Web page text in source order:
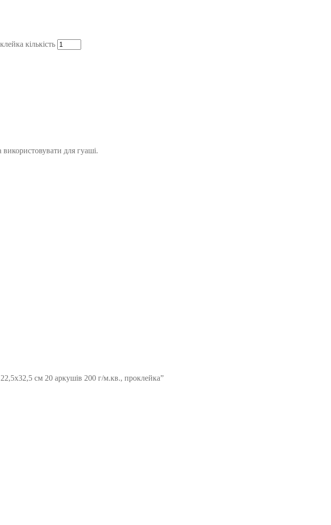
кількість
для гуаші.
см 20 аркушів 200 г/м.кв., проклейка”